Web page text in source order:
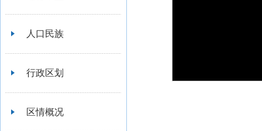
人口民族
行政区划
区情概况